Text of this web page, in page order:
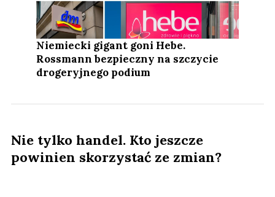
Niemiecki gigant goni Hebe.
Rossmann bezpieczny na szczycie
drogeryjnego podium
Nie tylko handel. Kto jeszcze
powinien skorzystać ze zmian?